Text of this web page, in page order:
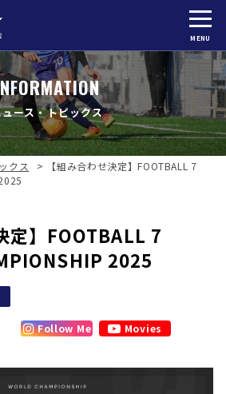
MENU
ース・トピックス
クス >
【組み合わせ決定】FOOTBALL 7
定】FOOTBALL 7
2025
Follow Me Movies